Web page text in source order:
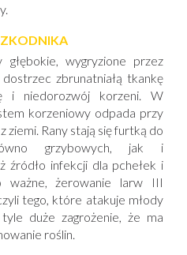
głębokie, wygryzione przez
zbrunatniałą tkankę
i niedorozwój korzeni. W
korzeniowy odpada przy
ziemi. Rany stają się furtką do
grzybowych, jak i
źródło infekcji dla pchełek i
ważne, żerowanie larw III
tego, które atakuje młody
duże zagrożenie, że ma
roślin.